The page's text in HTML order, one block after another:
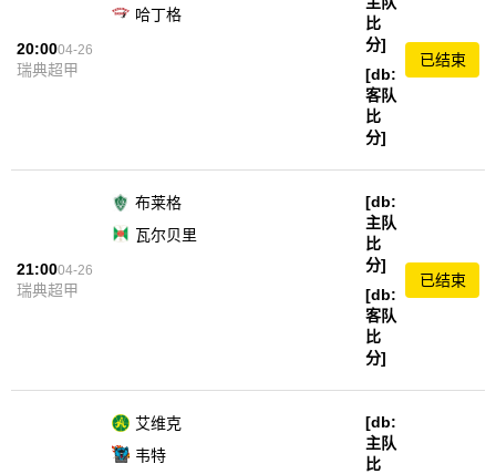
20:0004-26
瑞典超甲
比
分]
[db:
客队
比
分]
哈丁格
已结束
21:0004-26
瑞典超甲
布莱格
[db:
主队
比
分]
[db:
客队
比
分]
瓦尔贝里
已结束
艾维克
[db:
主队
比
韦特